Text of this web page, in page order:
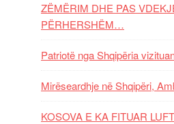
ZËMËRIM DHE PAS
PËRHERSHËM…
Patriotë nga Shqipëria
Mirëseardhje në Shqipëri,
KOSOVA E KA FITUAR